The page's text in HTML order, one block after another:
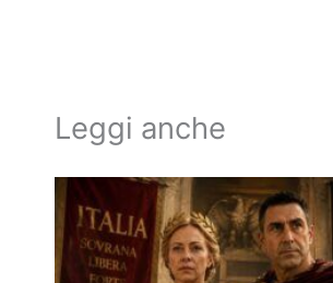
Leggi anche